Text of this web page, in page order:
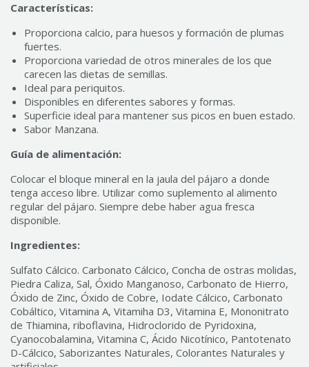
Características:
Proporciona calcio, para huesos y formación de plumas
fuertes.
Proporciona variedad de otros minerales de los que
carecen las dietas de semillas.
Ideal para periquitos.
Disponibles en diferentes sabores y formas.
Superficie ideal para mantener sus picos en buen estado.
Sabor Manzana.
Guía de alimentación:
Colocar el bloque mineral en la jaula del pájaro a donde
tenga acceso libre. Utilizar como suplemento al alimento
regular del pájaro. Siempre debe haber agua fresca
disponible.
Ingredientes:
Sulfato Cálcico. Carbonato Cálcico, Concha de ostras molidas,
Piedra Caliza, Sal, Óxido Manganoso, Carbonato de Hierro,
Óxido de Zinc, Óxido de Cobre, Iodate Cálcico, Carbonato
Cobáltico, Vitamina A, Vitamiha D3, Vitamina E, Mononitrato
de Thiamina, riboflavina, Hidroclorido de Pyridoxina,
Cyanocobalamina, Vitamina C, Ácido Nicotínico, Pantotenato
D-Cálcico, Saborizantes Naturales, Colorantes Naturales y